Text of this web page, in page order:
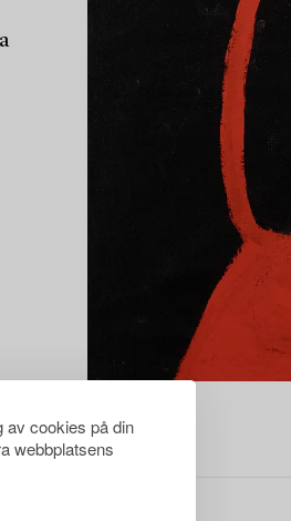
av cookies på din
webbplatsens